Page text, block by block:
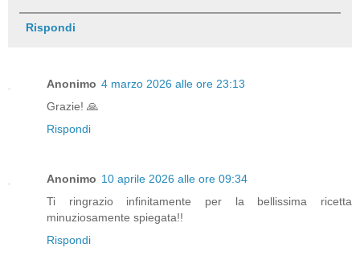
Rispondi
Anonimo 4 marzo 2026 alle ore 23:13
Grazie! 🙏
Rispondi
Anonimo 10 aprile 2026 alle ore 09:34
Ti ringrazio infinitamente per la bellissima ricetta
minuziosamente spiegata!!
Rispondi